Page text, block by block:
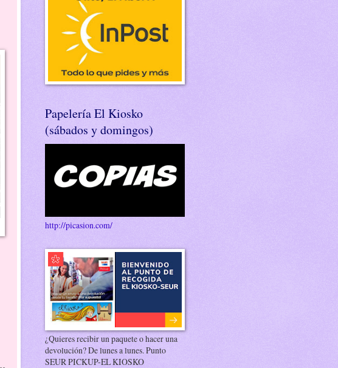
Papelería El Kiosko
(sábados y domingos)
http://picasion.com/
¿Quieres recibir un paquete o hacer una
devolución? De lunes a lunes. Punto
SEUR PICKUP-EL KIOSKO